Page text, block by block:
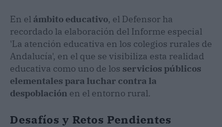
En el ámbito educativo, el Defensor ha
recordado la elaboración del Informe especial
'La atención educativa en los colegios rurales de
Andalucía', en el que se visibiliza esta realidad
educativa como uno de los servicios públicos
elementales para luchar contra la
despoblación en el entorno rural.
Desafíos y Retos Pendientes